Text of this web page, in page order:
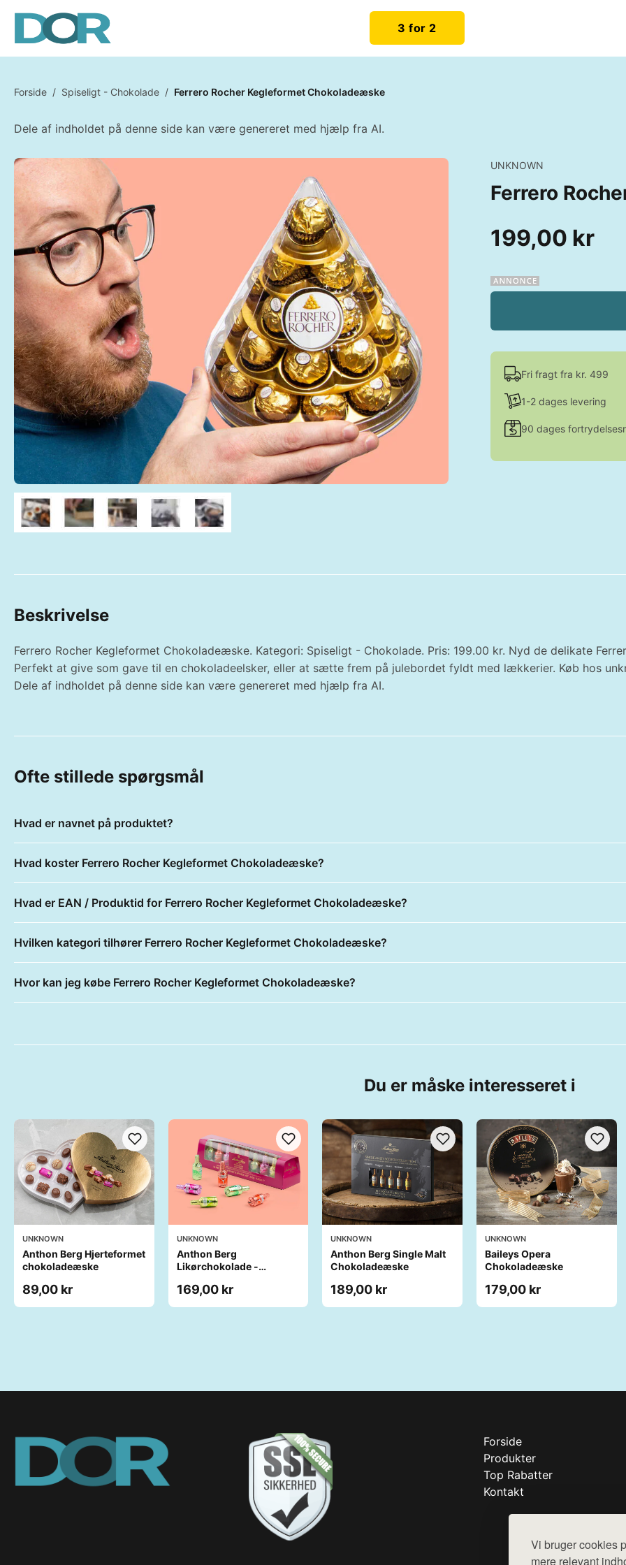
Vi bruger cookies
mere relevant
3 for 2
Forside / Spiseligt - Chokolade / Ferrero Rocher Kegleformet Chokoladeæske
Dele af indholdet på denne side kan være genereret med hjælp fra AI.
UNKNOWN
Ferrero
199,00 kr
Fri fragt fra kr. 499
1-2 dages levering
90 dages
Beskrivelse
Ferrero Rocher Kegleformet Chokoladeæske. Kategori: Spiseligt - Chokolade. Pris: 199.00 kr. Nyd de delikate
Perfekt at give som gave til en chokoladeelsker, eller at sætte frem på julebordet fyldt med lækkerier. Køb hos
Dele af indholdet på denne side kan være genereret med hjælp fra AI.
Ofte stillede spørgsmål
Hvad er navnet på produktet?
Hvad koster Ferrero Rocher Kegleformet Chokoladeæske?
Hvad er EAN / Produktid for Ferrero Rocher Kegleformet Chokoladeæske?
Hvilken kategori tilhører Ferrero Rocher Kegleformet Chokoladeæske?
Hvor kan jeg købe Ferrero Rocher Kegleformet Chokoladeæske?
Du er måske interesseret i
UNKNOWN
Anthon Berg Hjerteformet
chokoladeæske
89,00 kr
UNKNOWN
Anthon Berg
Likørchokolade -
169,00 kr
UNKNOWN
Anthon Berg Single Malt
Chokoladeæske
189,00 kr
UNKNOWN
Baileys Opera
Chokoladeæske
179,00 kr
Forside
Produkter
Top Rabatter
Kontakt